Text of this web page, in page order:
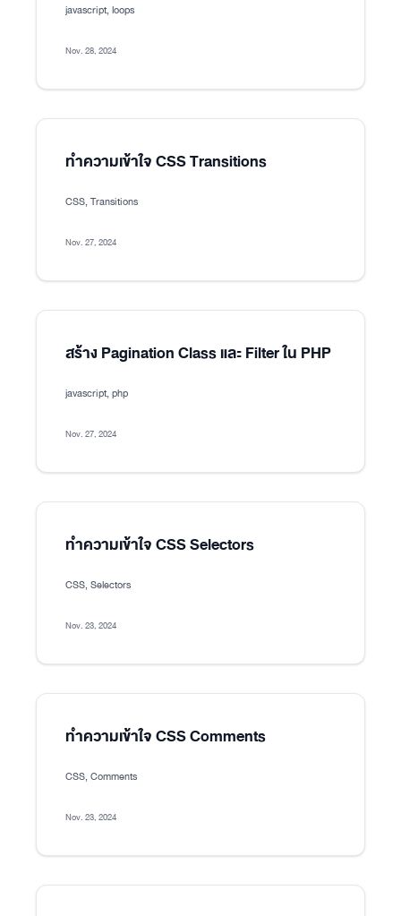
javascript, loops
Nov. 28, 2024
ทำความเข้าใจ CSS Transitions
CSS, Transitions
Nov. 27, 2024
สร้าง Pagination Class และ Filter ใน PHP
javascript, php
Nov. 27, 2024
ทำความเข้าใจ CSS Selectors
CSS, Selectors
Nov. 23, 2024
ทำความเข้าใจ CSS Comments
CSS, Comments
Nov. 23, 2024